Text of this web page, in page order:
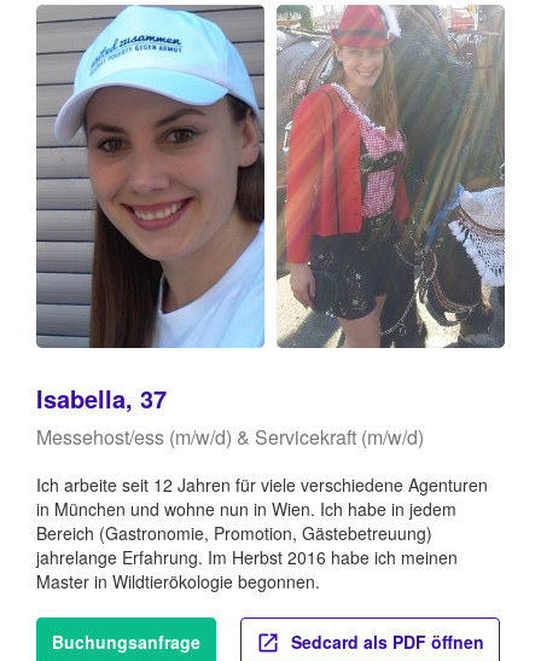
Isabella, 37
Messehost/ess (m/w/d) & Servicekraft (m/w/d)
Ich arbeite seit 12 Jahren für viele verschiedene Agenturen
in München und wohne nun in Wien. Ich habe in jedem
Bereich (Gastronomie, Promotion, Gästebetreuung)
jahrelange Erfahrung. Im Herbst 2016 habe ich meinen
Master in Wildtierökologie begonnen.
Buchungsanfrage Sedcard als PDF öffnen